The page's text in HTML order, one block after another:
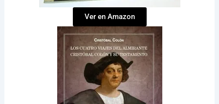
Ver en Amazon